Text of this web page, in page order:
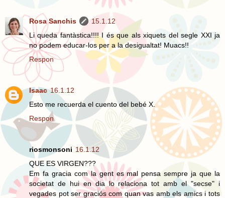
Rosa Sanchis
15.1.12
Li queda fantàstica!!!! I és que als xiquets del segle XXI ja
no podem educar-los per a la desigualtat! Muacs!!
Respon
Isaac 16.1.12
Esto me recuerda el cuentodel bebé X.
Respon
riosmonsoni 16.1.12
QUE ES VIRGEN???
Em fa gracia com la gent es mal pensa sempre ja que la
societat de hui en dia lo relaciona tot amb el "secse" i
vegades pot ser graciós com quan vas amb els amics i tots